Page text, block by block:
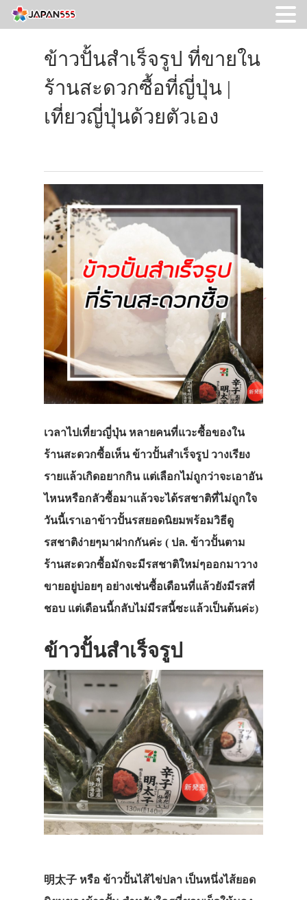
ข้าวปั้นสำเร็จรูป ที่ขายใน
ร้านสะดวกซื้อที่ญี่ปุ่น |
เที่ยวญี่ปุ่นด้วยตัวเอง
เวลาไปเที่ยวญี่ปุ่น หลายคนที่แวะซื้อของใน
ร้านสะดวกซื้อเห็น ข้าวปั้นสำเร็จรูป วางเรียง
รายแล้วเกิดอยากกิน แต่เลือกไม่ถูกว่าจะเอาอัน
ไหนหรือกลัวซื้อมาแล้วจะได้รสชาติที่ไม่ถูกใจ
วันนี้เราเอาข้าวปั้นรสยอดนิยมพร้อมวิธีดู
รสชาติง่ายๆมาฝากกันค่ะ ( ปล. ข้าวปั้นตาม
ร้านสะดวกซื้อมักจะมีรสชาติใหม่ๆออกมาวาง
ขายอยู่บ่อยๆ อย่างเช่นซื้อเดือนที่แล้วยังมีรสที่
ชอบ แต่เดือนนี้กลับไม่มีรสนี้ซะแล้วเป็นต้นค่ะ)
ข้าวปั้นสำเร็จรูป
明太子 หรือ ข้าวปั้นไส้ไข่ปลา เป็นหนึ่งไส้ยอด